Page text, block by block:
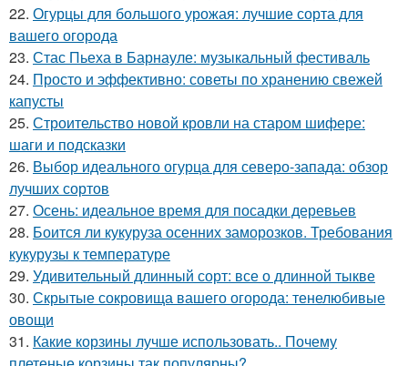
22. Огурцы для большого урожая: лучшие сорта для
вашего огорода
23. Стас Пьеха в Барнауле: музыкальный фестиваль
24. Просто и эффективно: советы по хранению свежей
капусты
25. Строительство новой кровли на старом шифере:
шаги и подсказки
26. Выбор идеального огурца для северо-запада: обзор
лучших сортов
27. Осень: идеальное время для посадки деревьев
28. Боится ли кукуруза осенних заморозков. Требования
кукурузы к температуре
29. Удивительный длинный сорт: все о длинной тыкве
30. Скрытые сокровища вашего огорода: тенелюбивые
овощи
31. Какие корзины лучше использовать.. Почему